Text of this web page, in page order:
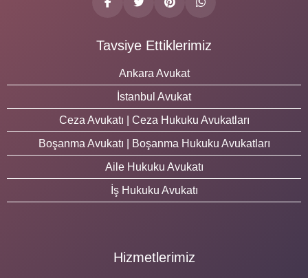
Tavsiye Ettiklerimiz
Ankara Avukat
İstanbul Avukat
Ceza Avukatı | Ceza Hukuku Avukatları
Boşanma Avukatı | Boşanma Hukuku Avukatları
Aile Hukuku Avukatı
İş Hukuku Avukatı
Hizmetlerimiz